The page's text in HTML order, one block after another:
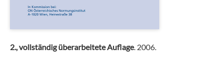
2., vollständig überarbeitete Auflage. 2006.